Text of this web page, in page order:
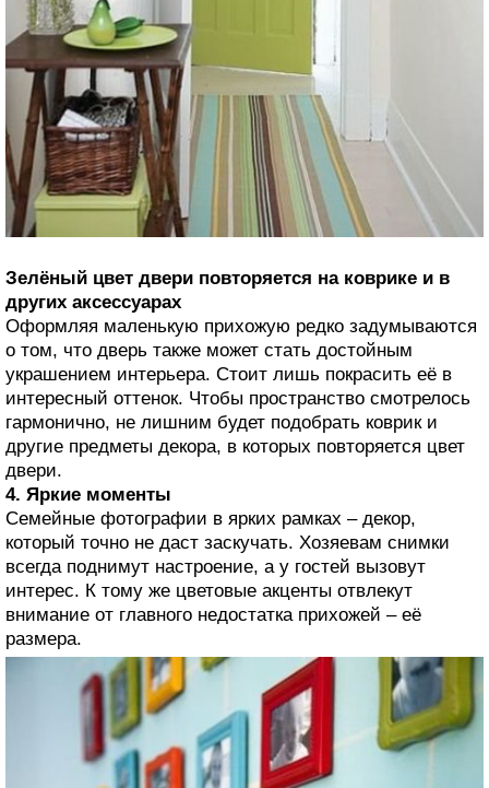
Зелёный цвет двери повторяется на коврике и в
других аксессуарах
Оформляя маленькую прихожую редко задумываются
о том, что дверь также может стать достойным
украшением интерьера. Стоит лишь покрасить её в
интересный оттенок. Чтобы пространство смотрелось
гармонично, не лишним будет подобрать коврик и
другие предметы декора, в которых повторяется цвет
двери.
4. Яркие моменты
Семейные фотографии в ярких рамках – декор,
который точно не даст заскучать. Хозяевам снимки
всегда поднимут настроение, а у гостей вызовут
интерес. К тому же цветовые акценты отвлекут
внимание от главного недостатка прихожей – её
размера.